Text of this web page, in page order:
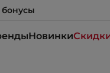
Новинки